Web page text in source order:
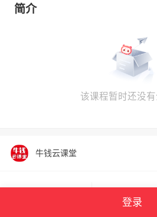
简介
该课程暂时还没
牛钱云课堂
关注人数
登录